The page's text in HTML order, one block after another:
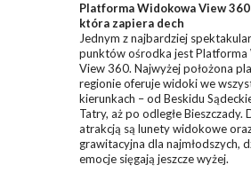
Platforma Widokowa View 360
która zapiera dech
Jednym z najbardziej
punktów ośrodka jest Platforma
View 360. Najwyżej położona
regionie oferuje widoki we
kierunkach – od Beskidu
Tatry, aż po odległe Bieszczady.
atrakcją są lunety widokowe
grawitacyjna dla najmłodszych,
emocje sięgają jeszcze wyżej.